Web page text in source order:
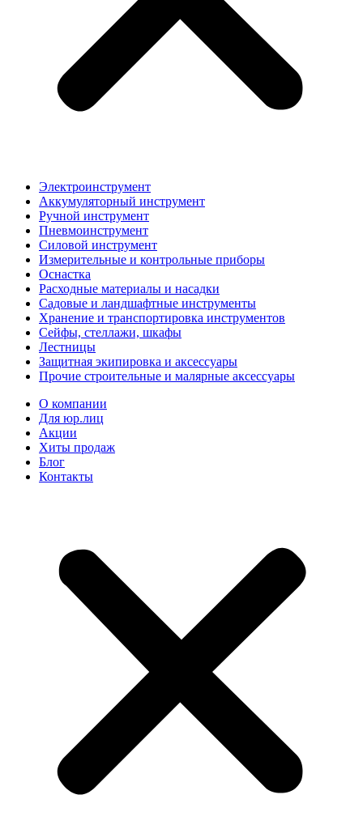
Электроинструмент
Аккумуляторный инструмент
Ручной инструмент
Пневмоинструмент
Силовой инструмент
Измерительные и контрольные приборы
Оснастка
Расходные материалы и насадки
Садовые и ландшафтные инструменты
Хранение и транспортировка инструментов
Сейфы, стеллажи, шкафы
Лестницы
Защитная экипировка и аксессуары
Прочие строительные и малярные аксессуары
О компании
Для юр.лиц
Акции
Хиты продаж
Блог
Контакты